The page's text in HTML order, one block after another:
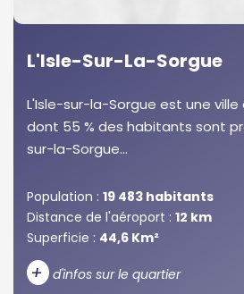
L'Isle-Sur-La-Sorgue
L'Isle-sur-la-Sorgue est une ville
dont 55 % des habitants sont
sur-la-Sorgue...
Population : 19 483 habitants
Distance de l'aéroport : 12 km
Superficie : 44,6 Km²
+ d'infos sur le quartier